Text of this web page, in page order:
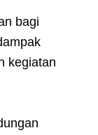
bagi
kegiatan